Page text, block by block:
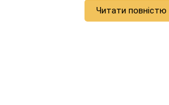
Читати повністю